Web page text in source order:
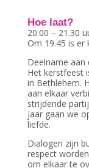
Hoe laat?
20.00 – 21.30
Om 19.45 is er
Deelname aan
Het kerstfeest
in Bethlehem.
aan elkaar
strijdende
jaar gaan we
liefde.
Dialogen zijn
respect
om elkaar te